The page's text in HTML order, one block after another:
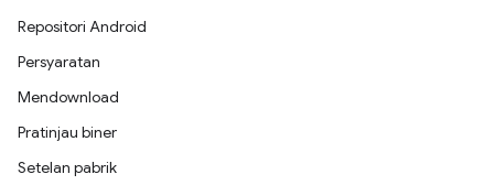
Repositori Android
Persyaratan
Mendownload
Pratinjau biner
Setelan pabrik